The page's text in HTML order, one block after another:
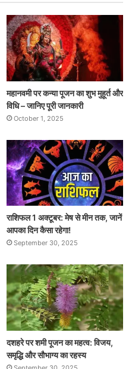
महानवमी पर कन्या पूजन का शुभ मुहूर्त और
विधि – जानिए पूरी जानकारी
October 1, 2025
राशिफल 1 अक्टूबर: मेष से मीन तक, जानें
आपका दिन कैसा रहेगा!
September 30, 2025
दशहरे पर शमी पूजन का महत्व: विजय,
समृद्धि और सौभाग्य का रहस्य